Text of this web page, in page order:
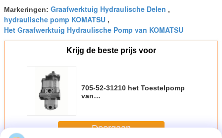
Markeringen: Graafwerktuig Hydraulische Delen ,
hydraulische pomp KOMATSU ,
Het Graafwerktuig Hydraulische Pomp van KOMATSU
Krijg de beste prijs voor
705-52-31210 het Toestelpomp
van
Doorgaan